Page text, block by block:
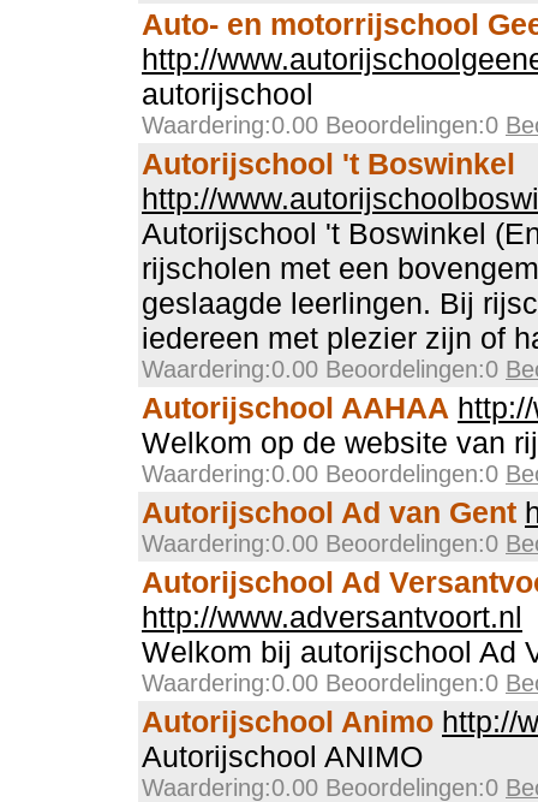
Auto- en motorrijschool
http://
autorijschool
Waardering:0.00 Beoordelingen:0
Autorijschool 't Boswinkel
http://
Autorijschool 't Boswinkel
rijscholen met een
geslaagde leerlingen. Bij
iedereen met plezier zijn of
Waardering:0.00 Beoordelingen:0
Autorijschool AAHAA
Welkom op de website van
Waardering:0.00 Beoordelingen:0
Autorijschool Ad van Gent
Waardering:0.00 Beoordelingen:0
Autorijschool Ad
http://www.adversantvoort.nl
Welkom bij autorijschool Ad
Waardering:0.00 Beoordelingen:0
Autorijschool Animo http://
Autorijschool ANIMO
Waardering:0.00 Beoordelingen:0